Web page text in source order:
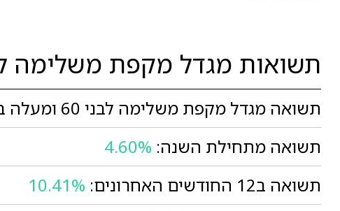
תשואות מגדל מקפת משלימה לבני 60
תשואה מגדל מקפת משלימה לבני 60 ומעלה בחודש יוני:
תשואה מתחילת השנה: 4.60%
תשואה ב12 החודשים האחרונים:
10.41%